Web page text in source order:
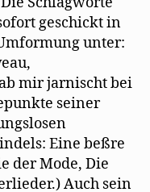
geschickt in
unter:
mir jarnischt bei
seiner
Eine beßre
der Mode, Die
Auch sein